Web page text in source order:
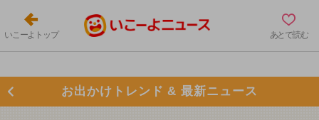
いこーよトップ あとで読む
お出かけトレンド & 最新ニュース